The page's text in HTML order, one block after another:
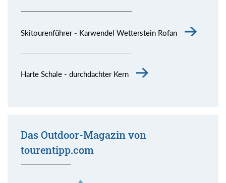
Skitourenführer - Karwendel Wetterstein Rofan
Harte Schale - durchdachter Kern
Das Outdoor-Magazin von
tourentipp.com